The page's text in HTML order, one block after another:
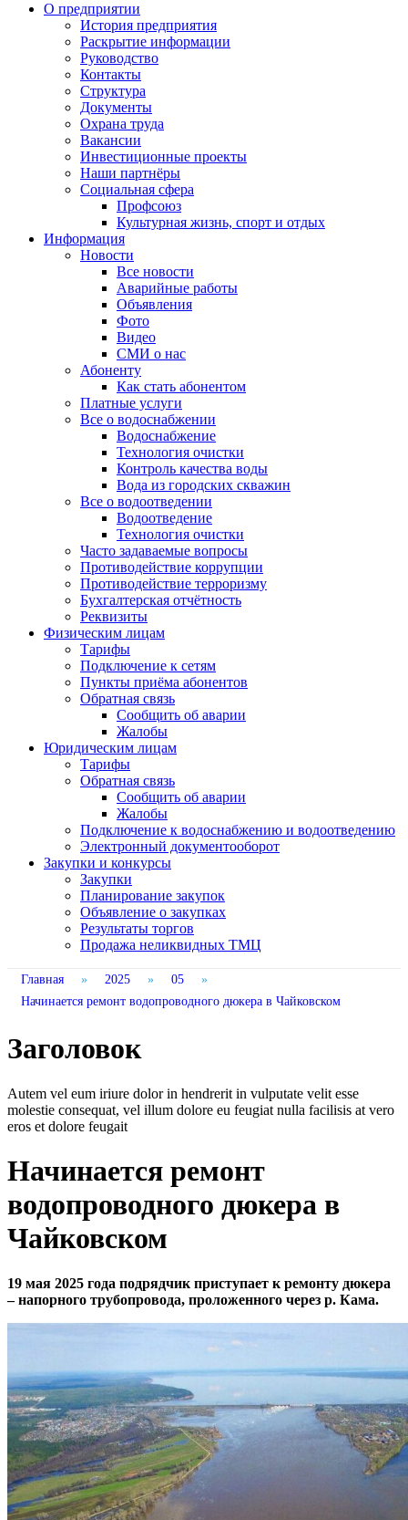
О предприятии
История предприятия
Раскрытие информации
Руководство
Контакты
Структура
Документы
Охрана труда
Вакансии
Инвестиционные проекты
Наши партнёры
Социальная сфера
Профсоюз
Культурная жизнь, спорт и отдых
Информация
Новости
Все новости
Аварийные работы
Объявления
Фото
Видео
СМИ о нас
Абоненту
Как стать абонентом
Платные услуги
Все о водоснабжении
Водоснабжение
Технология очистки
Контроль качества воды
Вода из городских скважин
Все о водоотведении
Водоотведение
Технология очистки
Часто задаваемые вопросы
Противодействие коррупции
Противодействие терроризму
Бухгалтерская отчётность
Реквизиты
Физическим лицам
Тарифы
Подключение к сетям
Пункты приёма абонентов
Обратная связь
Сообщить об аварии
Жалобы
Юридическим лицам
Тарифы
Обратная связь
Сообщить об аварии
Жалобы
Подключение к водоснабжению и водоотведению
Электронный документооборот
Закупки и конкурсы
Закупки
Планирование закупок
Объявление о закупках
Результаты торгов
Продажа неликвидных ТМЦ
Главная » 2025 » 05
»
Начинается ремонт водопроводного дюкера в Чайковском
Заголовок
Autem vel eum iriure dolor in hendrerit in vulputate velit esse
molestie consequat, vel illum dolore eu feugiat nulla facilisis at vero
eros et dolore feugait
Начинается ремонт
водопроводного дюкера в
Чайковском
19 мая 2025 года подрядчик приступает к ремонту дюкера
– напорного трубопровода, проложенного через р. Кама.